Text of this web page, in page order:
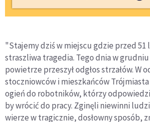
"Stajemy dziś w miejscu gdzie przed 51
straszliwa tragedia. Tego dnia w grudniu
powietrze przeszył odgłos strzałów. W
stoczniowców i mieszkańców
ogień do robotników, którzy
by wrócić do pracy. Zginęli niewinni
wierze w tragicznie, dosłowny sposób,